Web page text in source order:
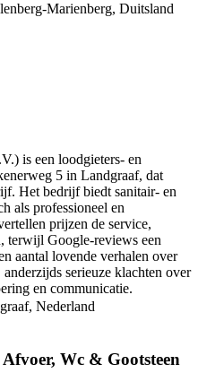
Marienberg, Duitsland
is een loodgieters- en
5 in Landgraaf, dat
Het bedrijf biedt sanitair- en
als professioneel en
prijzen de service,
terwijl Google-reviews een
aantal lovende verhalen over
serieuze klachten over
en communicatie.
Nederland
Wc & Gootsteen